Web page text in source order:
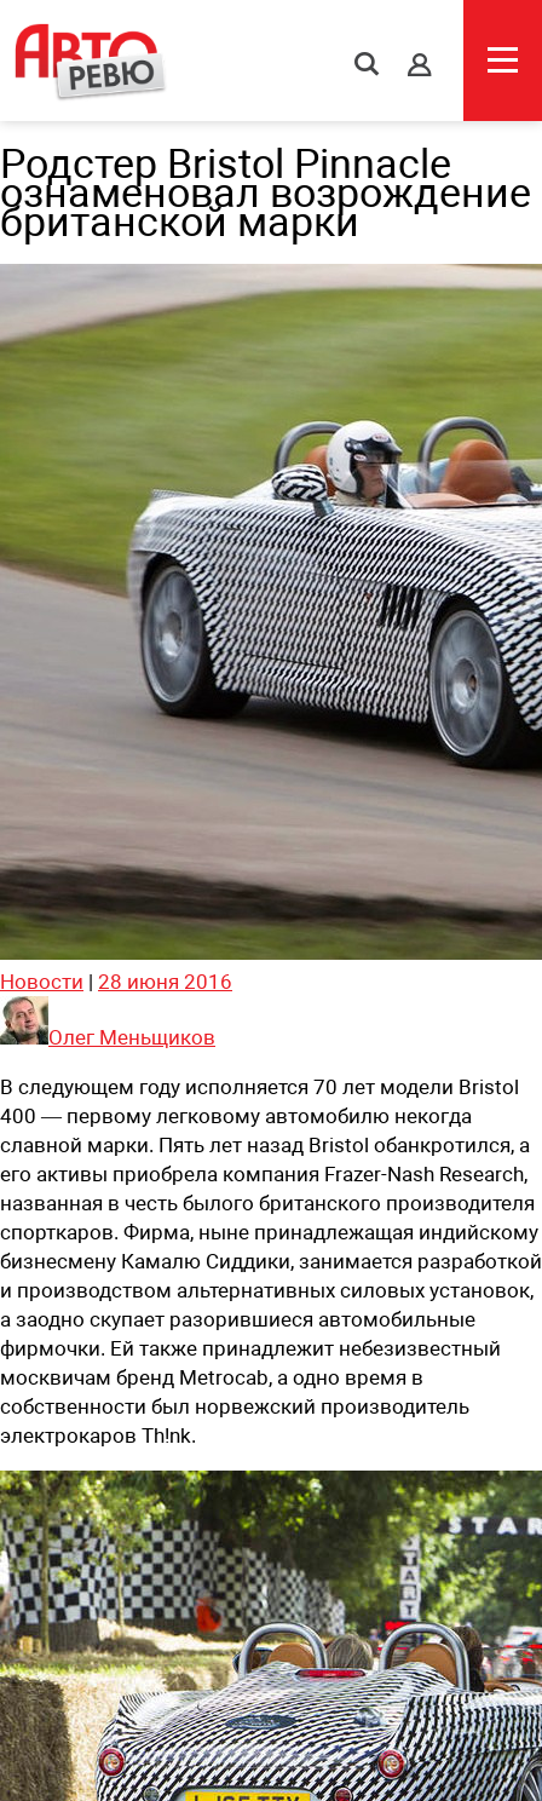
s
Родстер Bristol Pinnacle
ознаменовал возрождение
британской марки
Новости | 28 июня 2016
Олег Меньщиков
В следующем году исполняется 70 лет модели Bristol
400 — первому легковому автомобилю некогда
славной марки. Пять лет назад Bristol обанкротился, а
его активы приобрела компания Frazer-Nash Research,
названная в честь былого британского производителя
спорткаров. Фирма, ныне принадлежащая индийскому
бизнесмену Камалю Сиддики, занимается разработкой
и производством альтернативных силовых установок,
а заодно скупает разорившиеся автомобильные
фирмочки. Ей также принадлежит небезизвестный
москвичам бренд Metrocab, а одно время в
собственности был норвежский производитель
электрокаров Th!nk.